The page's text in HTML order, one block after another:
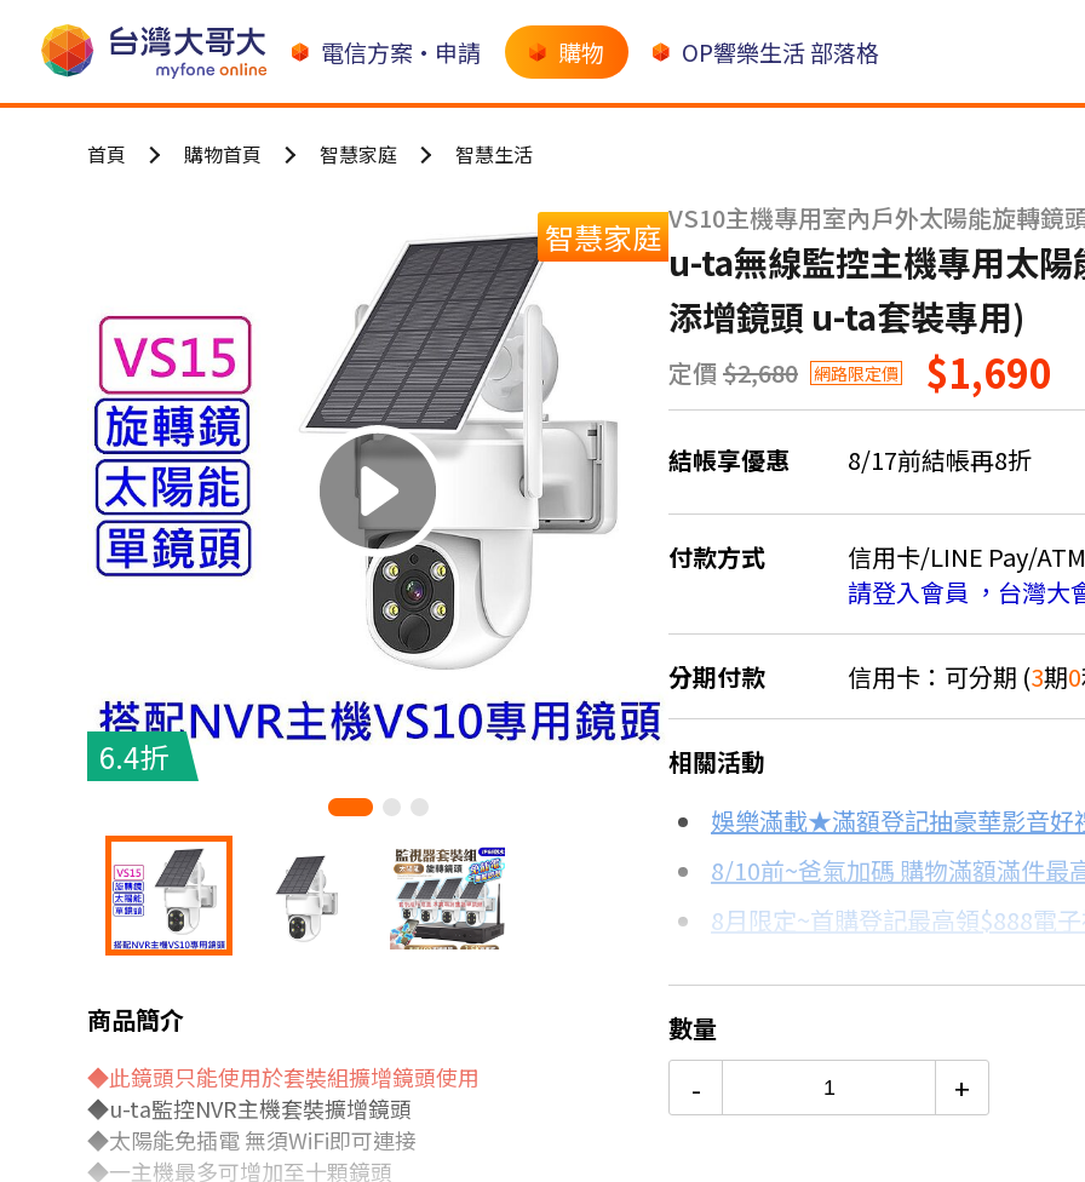
電信方案•申請 購物 OP響樂生活 部落格
首頁 購物首頁 智慧家庭 智慧生活
智慧家庭
6.4折 6.4折
商品簡介
◆此鏡頭只能使用於套裝組擴增鏡頭使用
◆u-ta監控NVR主機套裝擴增鏡頭
◆太陽能免插電無須WiFi即可連接
◆一主機最多可增加至十顆鏡頭
VS10主機專用室內戶外太陽能旋轉鏡
u-ta無線監控主機專用太
添增鏡頭 u-ta套裝專用)
定價 $2,680 網路限定價 $1,690
結帳享優惠 8/17前結帳再8折
付款方式
信用卡/LINE Pay/ATM
請登入會員 ，台灣大
分期付款 信用卡：可分期 (3期0
＊實際可分期數、適用利率，請以購
信用卡分期
分期數
3期 0利率
每期金額
$563
$150
相關活動
娛樂滿載★滿額登記抽豪華影音好
8/10前~爸氣加碼 購物滿額滿件最
8月限定~首購登記最高領$888電
8/15前~指定購物滿額最高回饋
電視降到底破盤
智慧家電功能有哪些？→點我看達
數量
- +